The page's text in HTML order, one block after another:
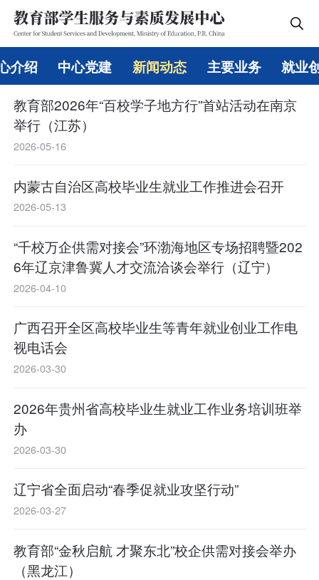
介绍 中心党建 新闻动态 主要业务 就业
教育部2026年“百校学子地方行”首站活动在南京
举行（江苏）
2026-05-16
内蒙古自治区高校毕业生就业工作推进会召开
2026-05-13
“千校万企供需对接会”环渤海地区专场招聘暨202
6年辽京津鲁冀人才交流洽谈会举行（辽宁）
2026-04-10
广西召开全区高校毕业生等青年就业创业工作电
视电话会
2026-03-30
2026年贵州省高校毕业生就业工作业务培训班举
办
2026-03-30
辽宁省全面启动“春季促就业攻坚行动”
2026-03-27
教育部“金秋启航 才聚东北”校企供需对接会举办
（黑龙江）